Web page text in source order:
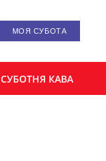
МОЯ СУБОТА
СУБОТНЯ КАВА